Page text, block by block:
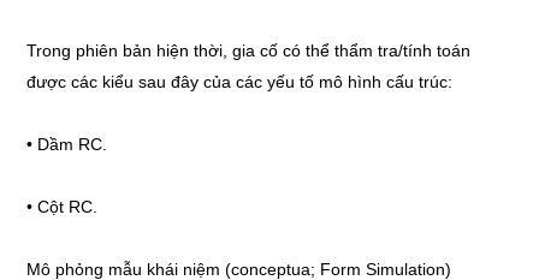
Trong phiên bản hiện thời, gia cố có thể thẩm tra/tính toán
được các kiểu sau đây của các yếu tố mô hình cấu trúc:
• Dầm RC.
• Cột RC.
Mô phỏng mẫu khái niệm (conceptua; Form Simulation)